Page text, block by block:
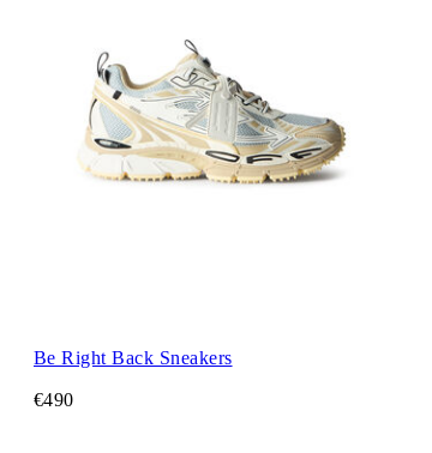
Be Right Back Sneakers
€490